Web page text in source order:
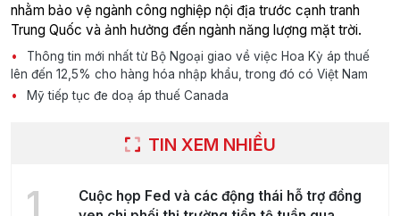
nhằm bảo vệ ngành công nghiệp nội địa trước cạnh tranh
Trung Quốc và ảnh hưởng đến ngành năng lượng mặt trời.
Thông tin mới nhất từ Bộ Ngoại giao về việc Hoa Kỳ áp thuế
lên đến 12,5% cho hàng hóa nhập khẩu, trong đó có Việt Nam
Mỹ tiếp tục đe doạ áp thuế Canada
TIN XEM NHIỀU
1
Cuộc họp Fed và các động thái hỗ trợ đồng